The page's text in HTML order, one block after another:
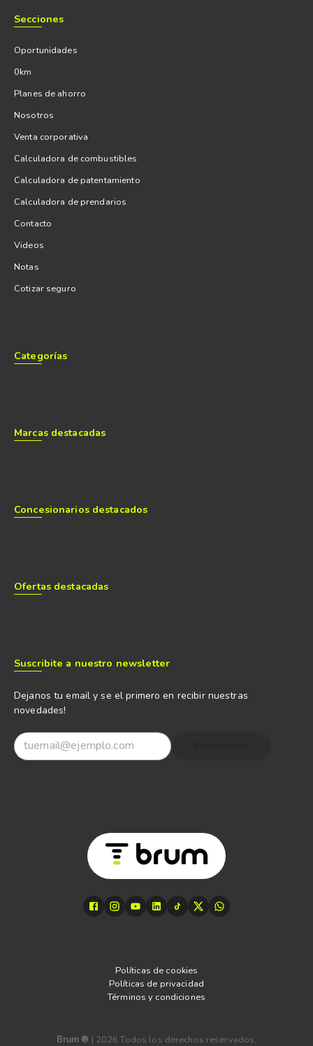
Secciones
Oportunidades
0km
Planes de ahorro
Nosotros
Venta corporativa
Calculadora de combustibles
Calculadora de patentamiento
Calculadora de prendarios
Contacto
Videos
Notas
Cotizar seguro
Categorías
Marcas destacadas
Concesionarios destacados
Ofertas destacadas
Suscribite a nuestro newsletter
Dejanos tu email y se el primero en recibir nuestras
novedades!
Políticas de cookies
Políticas de privacidad
Términos y condiciones
Brum ® | 2026 Todos los derechos reservados.